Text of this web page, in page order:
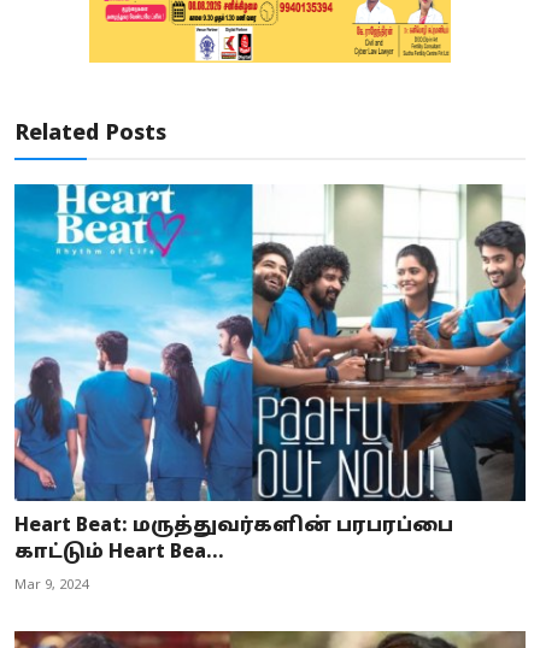
Related Posts
Heart Beat: மருத்துவர்களின் பரபரப்பை
காட்டும் Heart Bea...
Mar 9, 2024